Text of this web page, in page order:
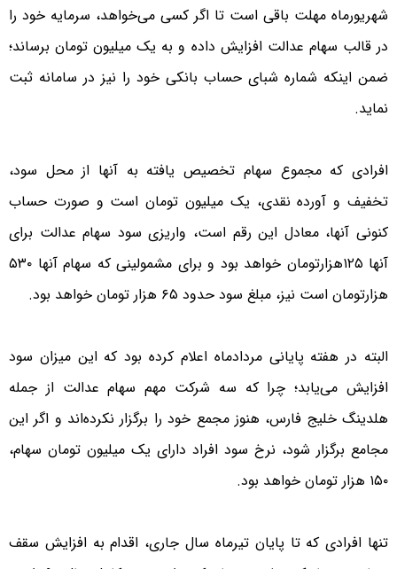
شهریورماه مهلت باقی است تا اگر کسی می‌خواهد، سرمایه خود را
در قالب سهام عدالت افزایش داده و به یک میلیون تومان برساند؛
ضمن اینکه شماره شبای حساب بانکی خود را نیز در سامانه ثبت
نماید.
افرادی که مجموع سهام تخصیص یافته به آنها از محل سود،
تخفیف و آورده نقدی، یک میلیون تومان است و صورت حساب
کنونی آنها، معادل این رقم است، واریزی سود سهام عدالت برای
آنها ۱۲۵هزارتومان خواهد بود و برای مشمولینی که سهام آنها ۵۳۰
هزارتومان است نیز، مبلغ سود حدود ۶۵ هزار تومان خواهد بود.
البته در هفته پایانی مردادماه اعلام کرده بود که این میزان سود
افزایش می‌یابد؛ چرا که سه شرکت مهم سهام عدالت از جمله
هلدینگ خلیج فارس، هنوز مجمع خود را برگزار نکرده‌اند و اگر این
مجامع برگزار شود، نرخ سود افراد دارای یک میلیون تومان سهام،
۱۵۰ هزار تومان خواهد بود.
تنها افرادی که تا پایان تیرماه سال جاری، اقدام به افزایش سقف